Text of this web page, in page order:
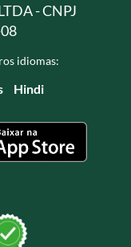
- CNPJ
idiomas:
Hindi